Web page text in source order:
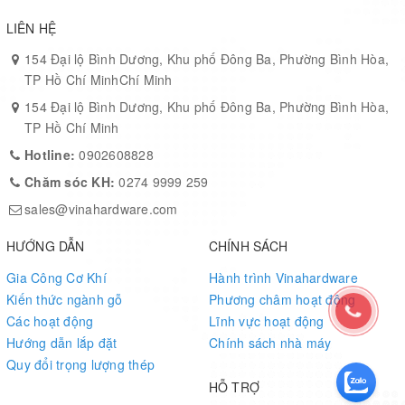
khuyến
nghị
Phụ kiện
kèm
12 tháng (khung & cơ cấu), 6–12 tháng cho bề mặt
da / hoàn thiện — theo chính sách bán hàng
Đóng gói
Carton + xốp bảo vệ + pallet (lô xuất khẩu)
Vật liệu & quy trình sản xuất
Khung
: Gỗ xử lý, ghép ván ép kỹ thuật, định hình và đóng đinh/
ép.
Đệm : Foam đúc khuôn mật độ cao, giữ form lâu, chống lún.
Bọc : Da PU cao cấp chống bám bẩn, dễ lau; có thể cung cấp
phiên bản vải nỉ/da công nghiệp theo yêu cầu.
LIÊN HỆ
154 Đại lộ Bình Dương, Khu phố Đông Ba, Phường Bình Hòa,
TP Hồ Chí MinhChí Minh
154 Đại lộ Bình Dương, Khu phố Đông Ba, Phường Bình Hòa,
TP Hồ Chí Minh
Hotline:0902608828
Chăm sóc KH:0274 9999 259
sales@vinahardware.com
HƯỚNG DẪN
Gia Công Cơ Khí
Kiến thức ngành gỗ
Các hoạt động
Hướng dẫn lắp đặt
Quy đổi trọng lượng thép
CHÍNH SÁCH
Hành trình Vinahardware
Phương châm hoạt động
Lĩnh vực hoạt động
Chính sách nhà máy
HỖ TRỢ